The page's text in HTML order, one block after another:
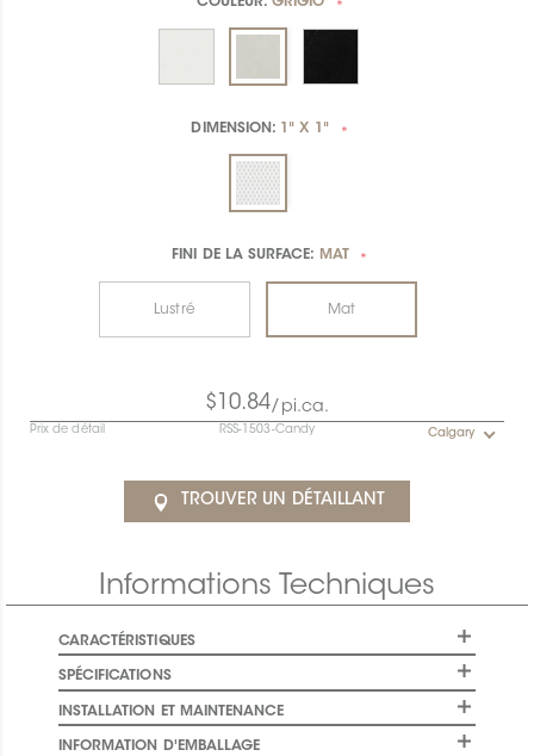
*
DIMENSION: 1" X 1" *
FINI DE LA SURFACE: MAT *
Lustré Mat
$10.84/pi.ca.
Prix de détail RSS-1503-Candy Calgary
TROUVER UN DÉTAILLANT
Informations Techniques
CARACTÉRISTIQUES
SPÉCIFICATIONS
INSTALLATION ET MAINTENANCE
INFORMATION D'EMBALLAGE